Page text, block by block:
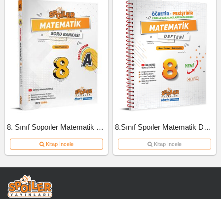
8. Sınıf Sopoıler Matematik Soru Bankası A Kitap 2023
Kitap İncele
8.Sınıf Spoıler Matematik Defteri
Kitap İncele